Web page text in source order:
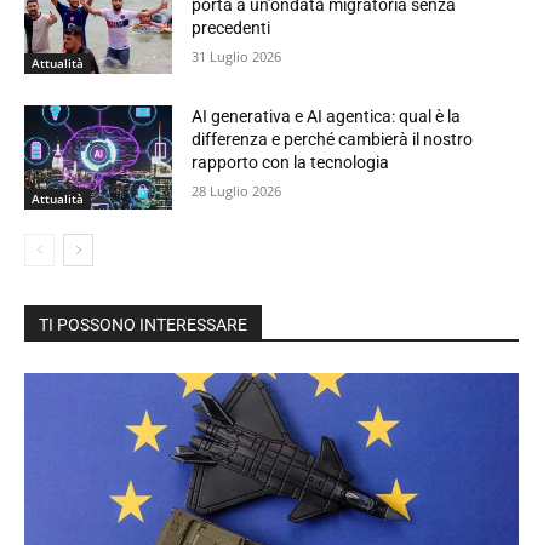
Attualità
porta a un’ondata migratoria senza
precedenti
31 Luglio 2026
Attualità
AI generativa e AI agentica: qual è la
differenza e perché cambierà il nostro
rapporto con la tecnologia
28 Luglio 2026
TI POSSONO INTERESSARE